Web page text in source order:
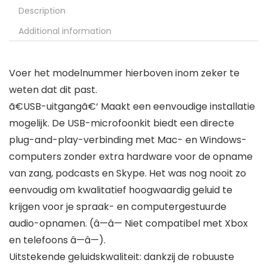
Description
Additional information
Voer het modelnummer hierboven inom zeker te
weten dat dit past.
ã€USB-uitgangã€‘ Maakt een eenvoudige installatie
mogelijk. De USB-microfoonkit biedt een directe
plug-and-play-verbinding met Mac- en Windows-
computers zonder extra hardware voor de opname
van zang, podcasts en Skype. Het was nog nooit zo
eenvoudig om kwalitatief hoogwaardig geluid te
krijgen voor je spraak- en computergestuurde
audio-opnamen. (â—â— Niet compatibel met Xbox
en telefoons â—â—).
Uitstekende geluidskwaliteit: dankzij de robuuste